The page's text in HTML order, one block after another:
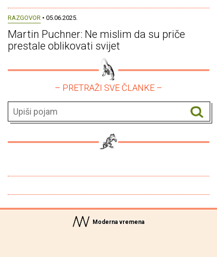
RAZGOVOR • 05.06.2025.
Martin Puchner: Ne mislim da su priče
prestale oblikovati svijet
– PRETRAŽI SVE ČLANKE –
Moderna vremena